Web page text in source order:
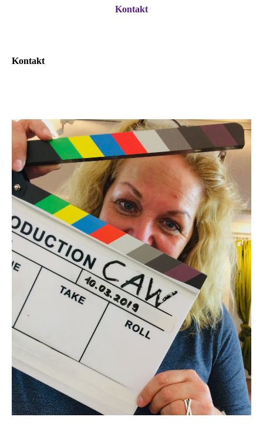
Kontakt
Kontakt